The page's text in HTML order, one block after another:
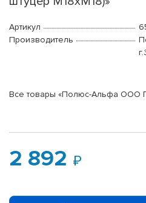
Артикул
Производитель
Все товары «Полюс-Альфа ООО
2 892